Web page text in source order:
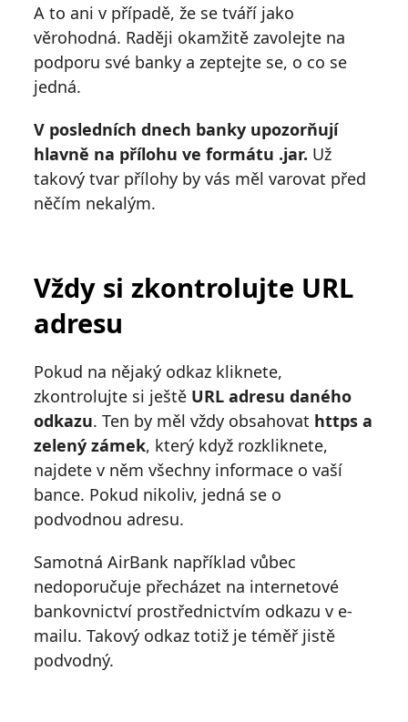
A to ani v případě, že se tváří jako
věrohodná. Raději okamžitě zavolejte na
podporu své banky a zeptejte se, o co se
jedná.
V posledních dnech banky upozorňují
hlavně na přílohu ve formátu .jar. Už
takový tvar přílohy by vás měl varovat před
něčím nekalým.
Vždy si zkontrolujte URL
adresu
Pokud na nějaký odkaz kliknete,
zkontrolujte si ještě URL adresu daného
odkazu. Ten by měl vždy obsahovat https a
zelený zámek, který když rozkliknete,
najdete v něm všechny informace o vaší
bance. Pokud nikoliv, jedná se o
podvodnou adresu.
Samotná AirBank například vůbec
nedoporučuje přecházet na internetové
bankovnictví prostřednictvím odkazu v e-
mailu. Takový odkaz totiž je téměř jistě
podvodný.